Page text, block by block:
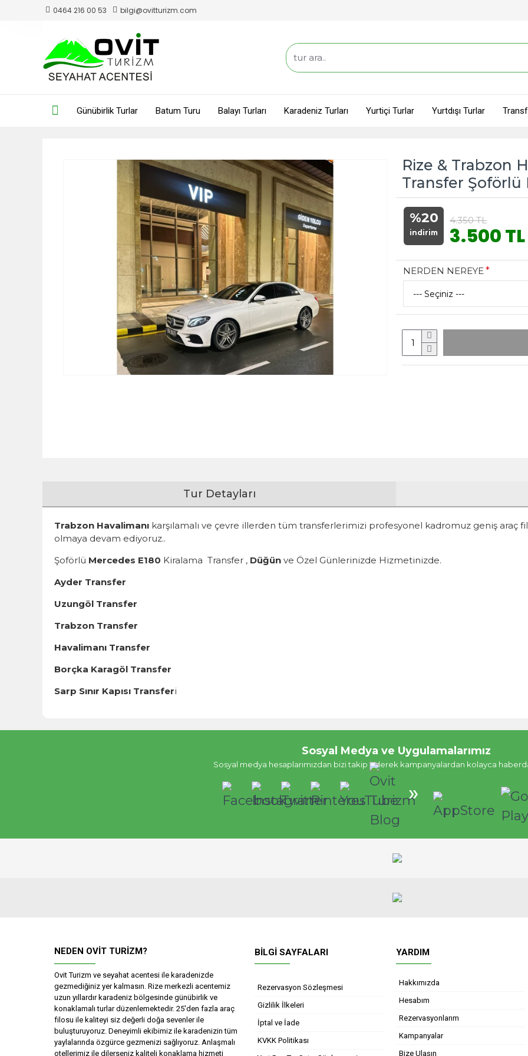
0464 216 00 53 bilgi@ovitturizm.com
Günübirlik Turlar Batum Turu Balayı Turları Karadeniz Turları Yurtiçi Turlar Yurtdışı Turlar
Rize & Trabzon
Transfer Şoförlü
%20
indirim 3.500 TL
4.350 TL
NERDEN NEREYE
Tur Detayları
Trabzon Havalimanı karşılamalı ve çevre illerden tüm transferlerimizi profesyonel kadromuz geniş araç
olmaya devam ediyoruz..
Şoförlü Mercedes E180 Kiralama Transfer , Düğün ve Özel Günlerinizde Hizmetinizde.
Ayder Transfer
Uzungöl Transfer
Trabzon Transfer
Havalimanı Transfer
Borçka Karagöl Transfer
Sarp Sınır Kapısı Transferi
Sosyal Medya ve Uygulamalarımız
Sosyal medya hesaplarımızdan bizi takip ederek kampanyalardan kolayca
»
NEDEN OVIT TURIZM?
Ovit Turizm ve seyahat acentesi ile karadenizde
gezmediğiniz yer kalmasın. Rize merkezli acentemiz
uzun yıllardır karadeniz bölgesinde günübirlik ve
konaklamalı turlar düzenlemektedir. 25'den fazla araç
filosu ile kaliteyi siz değerli doğa sevenler ile
buluşturuyoruz. Deneyimli ekibimiz ile karadenizin tüm
yaylalarında özgürce gezmenizi sağlıyoruz. Anlaşmalı
otellerimiz ile dilerseniz kaliteli konaklama hizmeti
BILGI SAYFALARI
Rezervasyon Sözleşmesi
Gizlilik İlkeleri
İptal ve İade
KVKK Politikası
YARDIM
Hakkımızda
Hesabım
Rezervasyonlarım
Kampanyalar
Bize Ulaşın